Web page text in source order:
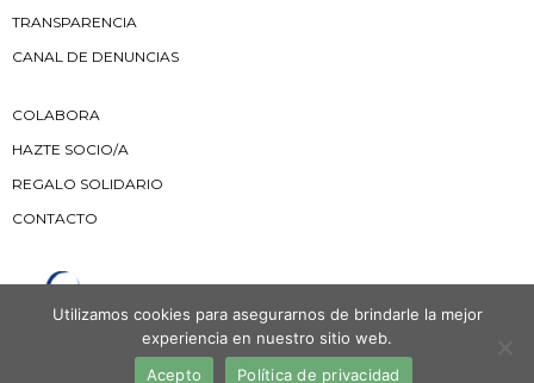
TRANSPARENCIA
CANAL DE DENUNCIAS
COLABORA
HAZTE SOCIO/A
REGALO SOLIDARIO
CONTACTO
Utilizamos cookies para asegurarnos de brindarle la mejor
experiencia en nuestro sitio web.
Acepto
Política de privacidad